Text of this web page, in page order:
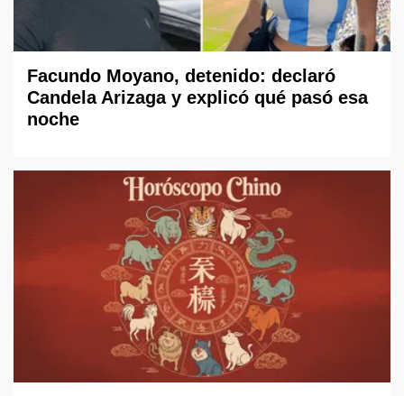
Facundo Moyano, detenido: declaró
Candela Arizaga y explicó qué pasó esa
noche